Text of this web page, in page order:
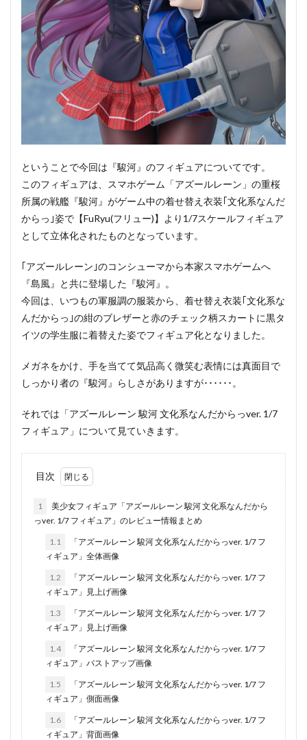
ということで今回は『駿河』のフィギュアについてです。
このフィギュアは、スマホゲーム「アズールレーン」の重桜
所属の戦艦『駿河』がゲーム中の着せ替え衣装｢文化系なんだ
からっ｣姿で【FuRyu(フリュー)】より1/7スケールフィギュア
として立体化されたものとなっています。
｢アズールレーン｣のコンシューマから本家スマホゲームへ
『島風』と共に登場した『駿河』。
今回は、いつもの軍服調の服装から、着せ替え衣装｢文化系な
んだからっ｣の紺のブレザーと赤のチェック柄スカートに黒タ
イツの学生服に着替えた姿でフィギュア化となりました。
メガネをかけ、手を当てて気品高く微笑む表情には真面目で
しっかり者の『駿河』らしさがありますが･･････。
それでは「アズールレーン 駿河 文化系なんだからっver. 1/7
フィギュア」について見ていきます。
目次
1
美少女フィギュア「アズールレーン 駿河 文化系なんだから
っver. 1/7 フィギュア」のレビュー情報まとめ
1.1
「アズールレーン 駿河 文化系なんだからっver. 1/7 フ
ィギュア」全体画像
1.2
「アズールレーン 駿河 文化系なんだからっver. 1/7 フ
ィギュア」見上げ画像
1.3
「アズールレーン 駿河 文化系なんだからっver. 1/7 フ
ィギュア」見上げ画像
1.4
「アズールレーン 駿河 文化系なんだからっver. 1/7 フ
ィギュア」バストアップ画像
1.5
「アズールレーン 駿河 文化系なんだからっver. 1/7 フ
ィギュア」側面画像
1.6
「アズールレーン 駿河 文化系なんだからっver. 1/7 フ
ィギュア」背面画像